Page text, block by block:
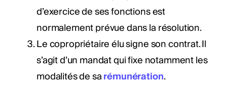
d’exercice de ses fonctions est
normalement prévue dans la résolution.
Le copropriétaire élu signe son contrat. Il
s’agit d’un mandat qui fixe notamment les
modalités de sarémunération.